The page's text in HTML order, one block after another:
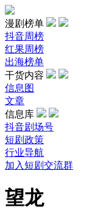
漫剧榜单
抖音周榜
红果周榜
出海榜单
干货内容
信息图
文章
信息库
抖音剧场号
短剧政策
行业导航
加入短剧交流群
望龙